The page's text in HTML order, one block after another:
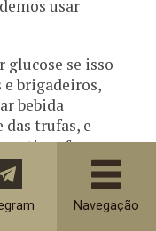
Navegação
usar
glucose se isso
e brigadeiros,
bebida
trufas, e
anti mofo, se
doces ou se
artificiais que